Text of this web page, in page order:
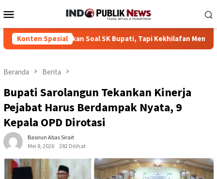
ke
Mobile
Konten Spesial
Soal SK Bupati, Tapi Kekhilafan Memaknai Asas Erga
Beranda Berita
Bupati Sarolangun Tekankan Kinerja
Pejabat Harus Berdampak Nyata, 9
Kepala OPD Dirotasi
Basirun Abas Sirait
Mei 8, 2026
282 Dilihat